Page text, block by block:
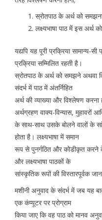
स्रोतपाठ के अर्थ को
लक्ष्यभाषा पाठ में इस अर्थ
यद्यपि यह पूरी प्रक्रिया सामान्य-
प्रक्रिया सम्मिलित रहती है।
स्रोतपाठ के अर्थ को समझने अथवा
संदर्भ में पाठ में अंतर्निहित
अर्थ की व्याख्या और विश्लेषण करना
अर्थग्रहण वाक्य-विन्यास, मुहावरों
के साथ-साथ उसके बोलने वालों के
होता है। लक्ष्यभाषा में समान
रूप से पुनर्गठित और कोडीकृत करने
और लक्ष्यभाषा पाठकों के
सांस्कृतिक रूपों की विस्तारपूर्वक
मशीनी अनुवाद के संदर्भ में जब यह
एक कंप्यूटर पर प्रोग्राम
किया जाए कि वह पाठ को मानव